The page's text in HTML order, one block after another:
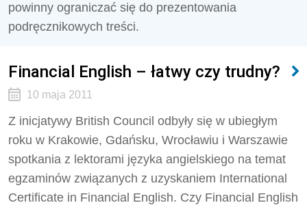
powinny ograniczać się do prezentowania
podręcznikowych treści.
Financial English – łatwy czy trudny?
10 maja 2011
Z inicjatywy British Council odbyły się w ubiegłym
roku w Krakowie, Gdańsku, Wrocławiu i Warszawie
spotkania z lektorami języka angielskiego na temat
egzaminów związanych z uzyskaniem International
Certificate in Financial English. Czy Financial English